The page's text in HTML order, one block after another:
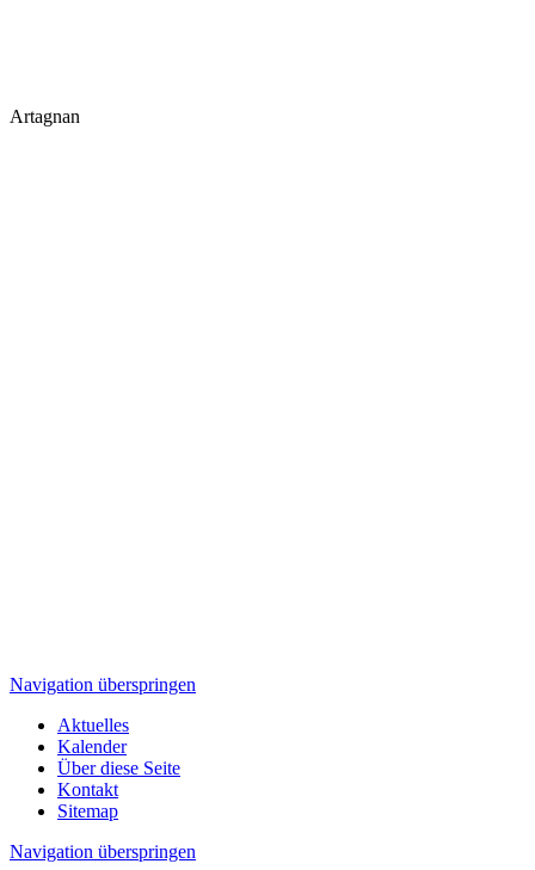
Artagnan
Navigation überspringen
Aktuelles
Kalender
Über diese Seite
Kontakt
Sitemap
Navigation überspringen